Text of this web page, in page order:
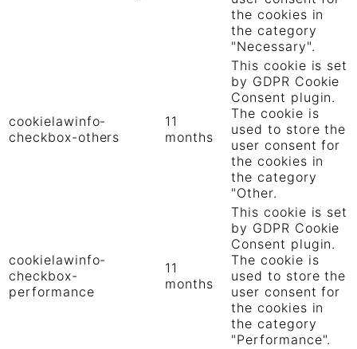
the cookies in
the category
"Necessary".
cookielawinfo-
checkbox-others
11
months
This cookie is set
by GDPR Cookie
Consent plugin.
The cookie is
used to store the
user consent for
the cookies in
the category
"Other.
cookielawinfo-
checkbox-
performance
11
months
This cookie is set
by GDPR Cookie
Consent plugin.
The cookie is
used to store the
user consent for
the cookies in
the category
"Performance".